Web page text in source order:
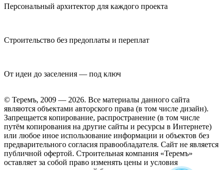
Персональный архитектор для каждого проекта
Строительство без предоплаты и переплат
От идеи до заселения — под ключ
© Теремъ, 2009 — 2026. Все материалы данного сайта
являются объектами авторского права (в том числе дизайн).
Запрещается копирование, распространение (в том числе
путём копирования на другие сайты и ресурсы в Интернете)
или любое иное использование информации и объектов без
предварительного согласия правообладателя. Cайт не является
публичной офертой. Строительная компания «Теремъ»
оставляет за собой право изменять цены и условия